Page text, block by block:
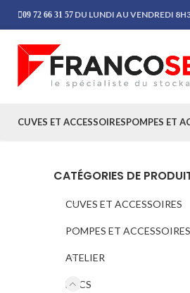
09 72 66 31 57 DU LUNDI AU VENDREDI
CUVES ET ACCESSOIRESPOMPES ET
CATÉGORIES DE
CUVES ET ACCESSOIRES
POMPES ET ACCESSOIRES
ATELIER
BACS